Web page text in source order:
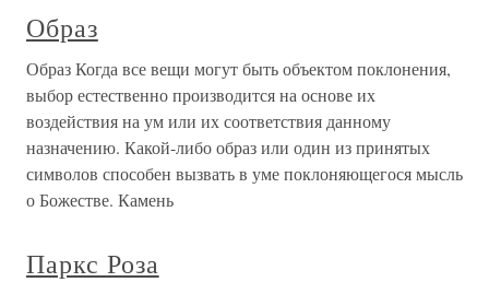
Образ
Образ Когда все вещи могут быть объектом поклонения,
выбор естественно производится на основе их
воздействия на ум или их соответствия данному
назначению. Какой-либо образ или один из принятых
символов способен вызвать в уме поклоняющегося мысль
о Божестве. Камень
Паркс Роза